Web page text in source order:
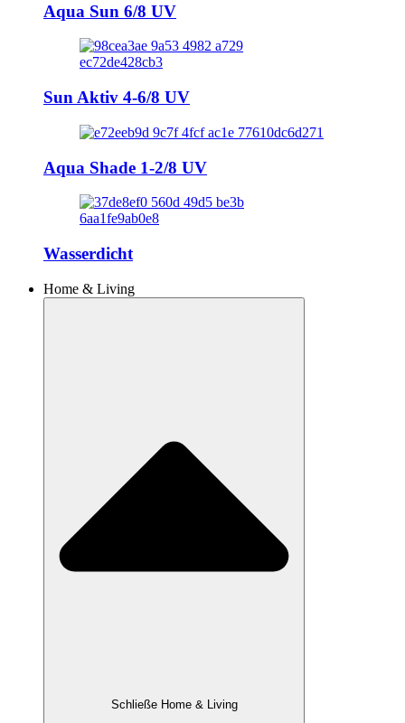
Aqua Sun 6/8 UV
Sun Aktiv 4-6/8 UV
Aqua Shade 1-2/8 UV
Wasserdicht
Home & Living
Schließe Home & Living